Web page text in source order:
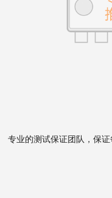
专业的测试保证团队，保